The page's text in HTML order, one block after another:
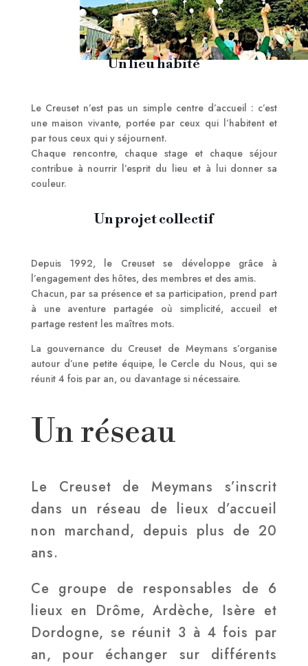
Un lieu habité
Le Creuset n’est pas un simple centre d’accueil : c’est
une maison vivante, portée par ceux qui l’habitent et
par tous ceux qui y séjournent.
Chaque rencontre, chaque stage et chaque séjour
contribue à nourrir l’esprit du lieu et à lui donner sa
couleur.
Un projet collectif
Depuis 1992, le Creuset se développe grâce à
l’engagement des hôtes, des membres et des amis.
Chacun, par sa présence et sa participation, prend part
à une aventure partagée où simplicité, accueil et
partage restent les maîtres mots.
La gouvernance du Creuset de Meymans s’organise
autour d’une petite équipe, le Cercle du Nous, qui se
réunit 4 fois par an, ou davantage si nécessaire.
Un réseau
Le Creuset de Meymans s’inscrit
dans un réseau de lieux d’accueil
non marchand, depuis plus de 20
ans.
Ce groupe de responsables de 6
lieux en Drôme, Ardèche, Isère et
Dordogne, se réunit 3 à 4 fois par
an, pour échanger sur différents